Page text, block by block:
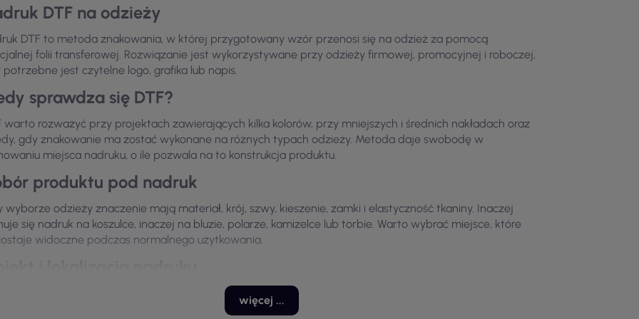
DTF na odzieży
DTF to metoda znakowania, w której przygotowany wzór przenosi się na odzież za pomocą
folii transferowej. Rozwiązanie jest wykorzystywane przy odzieży firmowej, promocyjnej i roboczej,
potrzebne jest czytelne logo, grafika lub napis.
sprawdza się DTF?
warto rozważyć przy projektach zawierających kilka kolorów, przy mniejszych i średnich nakładach oraz
gdy znakowanie ma zostać wykonane na różnych typach odzieży. Metoda daje swobodę w
miejsca nadruku, o ile pozwala na to konstrukcja produktu.
produktu pod nadruk
wyborze odzieży znaczenie mają materiał, krój, szwy, kieszenie, zamki i elastyczność tkaniny. Inaczej
się nadruk na koszulce, inaczej na bluzie, polarze, kamizelce lub torbie. Warto wybrać miejsce, które
widoczne podczas normalnego użytkowania.
realizacją należy określić rozmiar grafiki, kolorystykę, położenie oraz liczbę elementów do oznakowania.
przygotowany projekt ułatwia zachowanie proporcji logo i ogranicza ryzyko, że nadruk będzie zbyt
więcej ...